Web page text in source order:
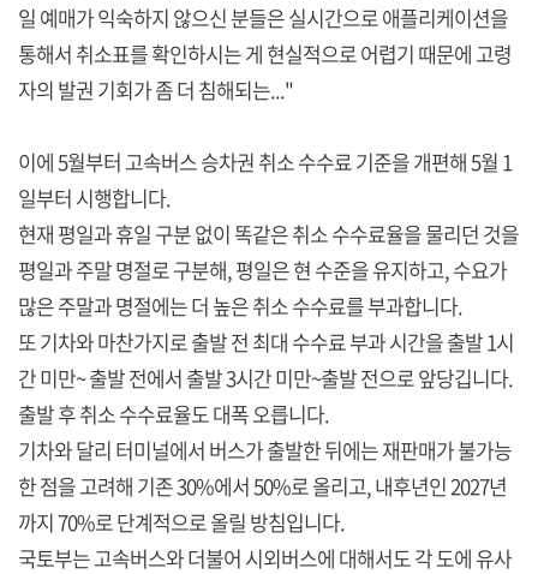
일 예매가 익숙하지 않으신 분들은 실시간으로 애플리케이션을
통해서 취소표를 확인하시는 게 현실적으로 어렵기 때문에 고령
자의 발권 기회가 좀 더 침해되는..."
이에 5월부터 고속버스 승차권 취소 수수료 기준을 개편해 5월 1
일부터 시행합니다.
현재 평일과 휴일 구분 없이 똑같은 취소 수수료율을 물리던 것을
평일과 주말 명절로 구분해, 평일은 현 수준을 유지하고, 수요가
많은 주말과 명절에는 더 높은 취소 수수료를 부과합니다.
또 기차와 마찬가지로 출발 전 최대 수수료 부과 시간을 출발 1시
간 미만~ 출발 전에서 출발 3시간 미만~출발 전으로 앞당깁니다.
출발 후 취소 수수료율도 대폭 오릅니다.
기차와 달리 터미널에서 버스가 출발한 뒤에는 재판매가 불가능
한 점을 고려해 기존 30%에서 50%로 올리고, 내후년인 2027년
까지 70%로 단계적으로 올릴 방침입니다.
국토부는 고속버스와 더불어 시외버스에 대해서도 각 도에 유사